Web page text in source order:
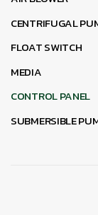
CENTRIFUGAL
FLOAT SWITCH
MEDIA
CONTROL PANEL
SUBMERSIBLE